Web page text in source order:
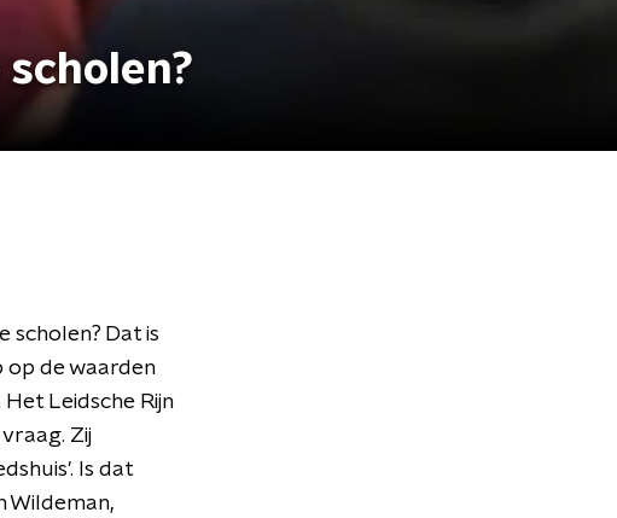
scholen? Dat is
op de waarden
Leidsche Rijn
Zij
Is dat
Wildeman,